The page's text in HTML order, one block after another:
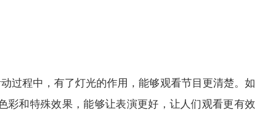
过程中，有了灯光的作用，能够观看节目更清楚。如
和特殊效果，能够让表演更好，让人们观看更有效